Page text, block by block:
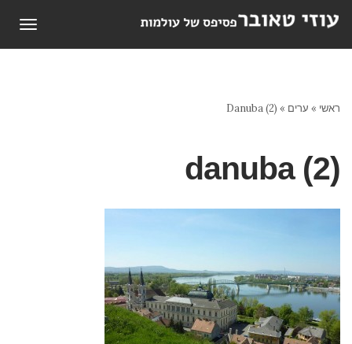
ראשי » ערים »
Danuba (2)
danuba (2)